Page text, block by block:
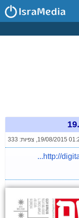
19/08/2015
, צפיות: 333
http://